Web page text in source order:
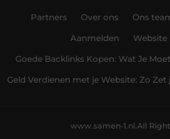
Partners Over ons Ons
Aanmelden Website
Goede Backlinks Kopen: Wat Je
Geld Verdienen met je Website: Zo
All
www.samen-1.nl.